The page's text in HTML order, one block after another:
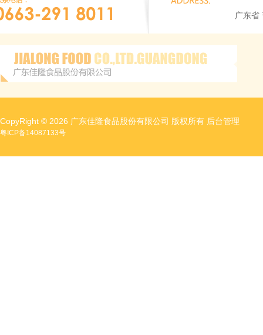
广东省
CopyRight © 2026 广东佳隆食品股份有限公司 版权所有 后台管理
粤ICP备14087133号